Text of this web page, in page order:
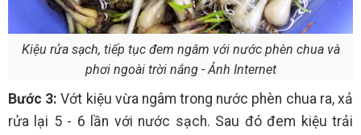
Kiệu rửa sạch, tiếp tục đem ngâm với nước phèn chua và
phơi ngoài trời nắng - Ảnh Internet
Bước 3: Vớt kiệu vừa ngâm trong nước phèn chua ra, xả
rửa lại 5 - 6 lần với nước sạch. Sau đó đem kiệu trải